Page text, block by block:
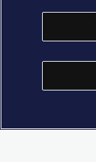
In English